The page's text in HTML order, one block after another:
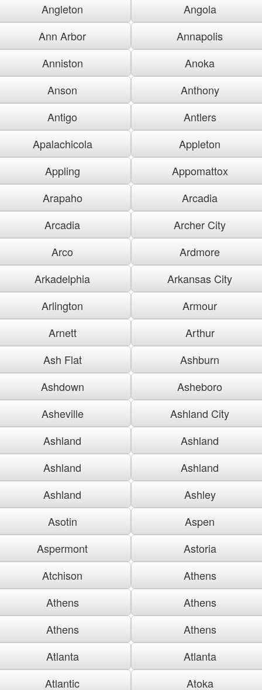
Angleton
Angola
Ann Arbor
Annapolis
Anniston
Anoka
Anson
Anthony
Antigo
Antlers
Apalachicola
Appleton
Appling
Appomattox
Arapaho
Arcadia
Arcadia
Archer City
Arco
Ardmore
Arkadelphia
Arkansas City
Arlington
Armour
Arnett
Arthur
Ash Flat
Ashburn
Ashdown
Asheboro
Asheville
Ashland City
Ashland
Ashland
Ashland
Ashland
Ashland
Ashley
Asotin
Aspen
Aspermont
Astoria
Atchison
Athens
Athens
Athens
Athens
Athens
Atlanta
Atlanta
Atlantic
Atoka